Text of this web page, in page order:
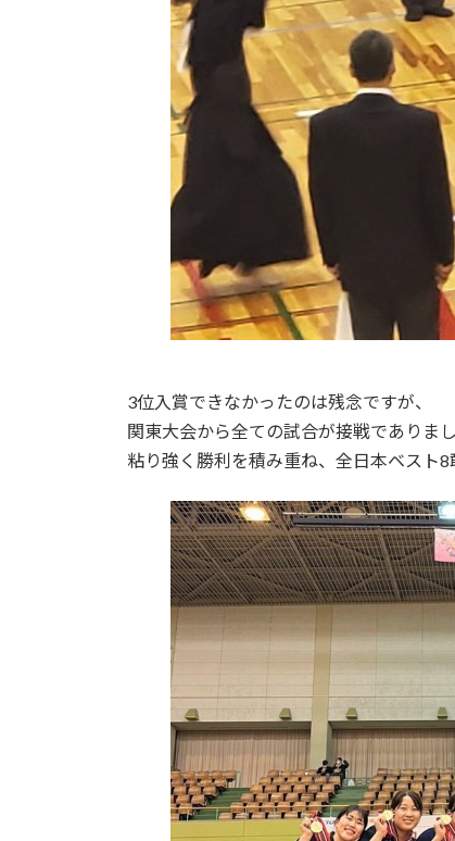
3位入賞できなかったのは残念ですが、
関東大会から全ての試合が接戦でありまし
粘り強く勝利を積み重ね、全日本ベスト8